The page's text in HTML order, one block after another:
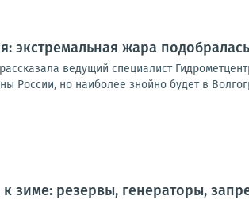
экстремальная жара
ведущий специалист
России, но наиболее знойно будет в
к зиме: резервы, генераторы,